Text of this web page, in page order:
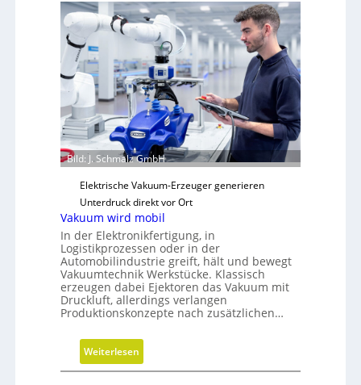
e
n
z
t
r
e
i
b
e
r
r
a
t
e
g
i
s
c
h
e
a
u
s
r
i
c
t
u
Bild: J. Schmalz GmbH
Elektrische Vakuum-Erzeuger generieren
Unterdruck direkt vor Ort
Vakuum wird mobil
In der Elektronikfertigung, in
Logistikprozessen oder in der
Automobilindustrie greift, hält und bewegt
Vakuumtechnik Werkstücke. Klassisch
erzeugen dabei Ejektoren das Vakuum mit
Druckluft, allerdings verlangen
Produktionskonzepte nach zusätzlichen…
Weiterlesen:
V